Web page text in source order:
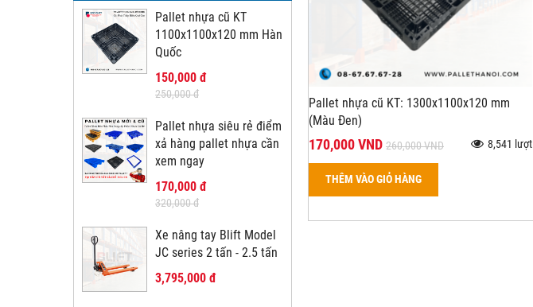
Pallet nhựa cũ KT
1100x1100x120 mm Hàn
Quốc
150,000 đ
250,000 đ
Pallet nhựa siêu rẻ điểm
xả hàng pallet nhựa cần
xem ngay
170,000 đ
320,000 đ
Xe nâng tay Blift Model
JC series 2 tấn - 2.5 tấn
3,795,000 đ
Pallet nhựa cũ KT: 1300x1100x120 mm
(Màu Đen)
170,000 VND 260,000 VND 8,541 lượt
THÊM VÀO GIỎ HÀNG